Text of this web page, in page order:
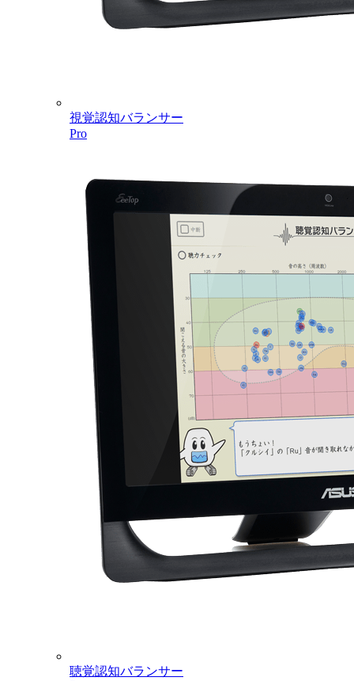
視覚認知バランサー
Pro
聴覚認知バランサー